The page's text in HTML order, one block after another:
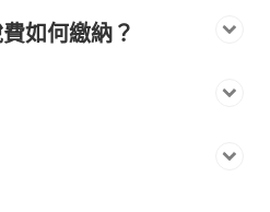
如何繳納？